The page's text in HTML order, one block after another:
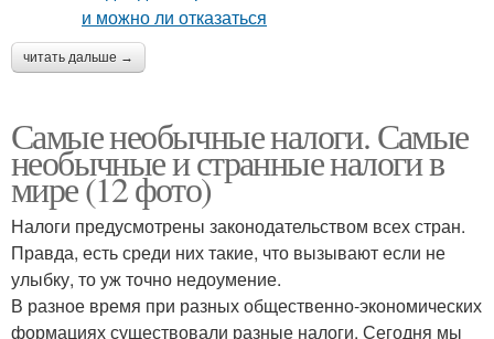
читать дальше →
Самые необычные налоги. Самые
необычные и странные налоги в
мире (12 фото)
Налоги предусмотрены законодательством всех стран.
Правда, есть среди них такие, что вызывают если не
улыбку, то уж точно недоумение.
В разное время при разных общественно-экономических
формациях существовали разные налоги. Сегодня мы